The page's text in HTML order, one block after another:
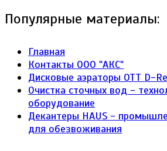
Популярные материалы:
Главная
Контакты ООО "АКС"
Дисковые аэраторы ОТТ D-
Очистка сточных вод -
оборудование
Декантеры HAUS -
для обезвоживания